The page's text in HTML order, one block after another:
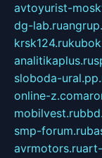
avtoyurist-
dg-lab.ru
krsk124.ru
analitikaplus.ru
sloboda-
online-z.com
mobilvest.ru
smp-forum.ru
avrmotors.ru